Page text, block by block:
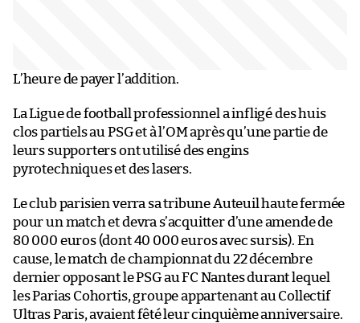
L’heure de payer l’addition.
La Ligue de football professionnel a infligé des huis
clos partiels au PSG et à l’OM après qu’une partie de
leurs supporters ont utilisé des engins
pyrotechniques et des lasers.
Le club parisien verra sa tribune Auteuil haute fermée
pour un match et devra s’acquitter d’une amende de
80 000 euros (dont 40 000 euros avec sursis). En
cause, le match de championnat du 22 décembre
dernier opposant le PSG au FC Nantes durant lequel
les Parias Cohortis, groupe appartenant au Collectif
Ultras Paris, avaient fêté leur cinquième anniversaire.